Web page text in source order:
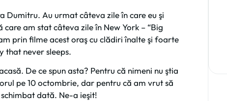
Au urmat câteva zile în care eu şi
am stat câteva zile în New York – “Big
prin filme acest oraş cu clădiri înalte şi foarte
that never sleeps.
De ce spun asta? Pentru că nimeni nu ştia
pe 10 octombrie, dar pentru că am vrut să
dată. Ne-a ieşit!